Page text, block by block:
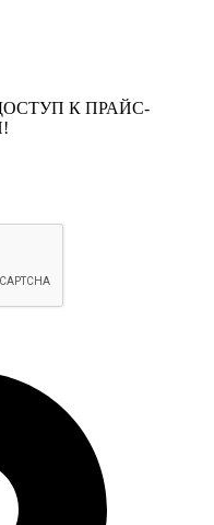
К ПРАЙС-